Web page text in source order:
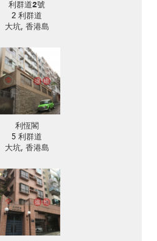
利群道2號
2 利群道
大坑, 香港島
利恆閣
5 利群道
大坑, 香港島